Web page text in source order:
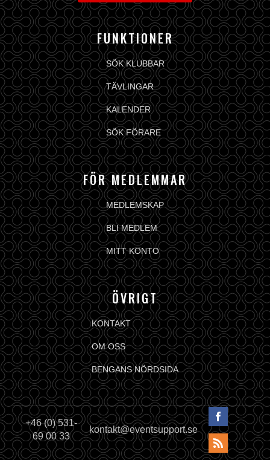
FUNKTIONER
SÖK KLUBBAR
TÄVLINGAR
KALENDER
SÖK FÖRARE
FÖR MEDLEMMAR
MEDLEMSKAP
BLI MEDLEM
MITT KONTO
ÖVRIGT
KONTAKT
OM OSS
BENGANS NÖRDSIDA
+46 (0) 531-
69 00 33
kontakt@eventsupport.se